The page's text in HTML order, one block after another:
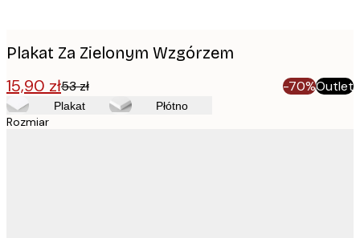
Plakat Za Zielonym Wzgórzem
15,90 zł53 zł -70%Outlet
Plakat Płótno
Rozmiar